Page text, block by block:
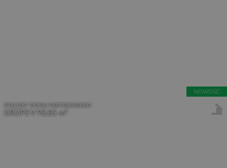
NOWOŚĆ
PROJEKT DOMU PARTEROWEGO
DROPS V 98,85 m 2